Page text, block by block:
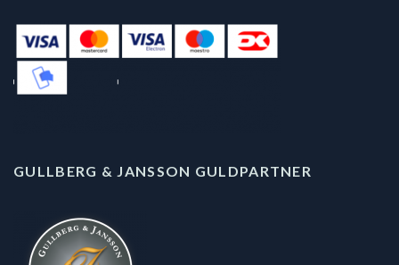
GULLBERG & JANSSON GULDPARTNER